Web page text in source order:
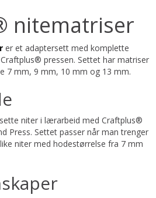
nitematriser
er et adaptersett med komplette
pressen. Settet har matriser
7 mm, 9 mm, 10 mm og 13 mm.
niter i lærarbeid med Craftplus®
Press. Settet passer når man trenger
niter med hodestørrelse fra 7 mm